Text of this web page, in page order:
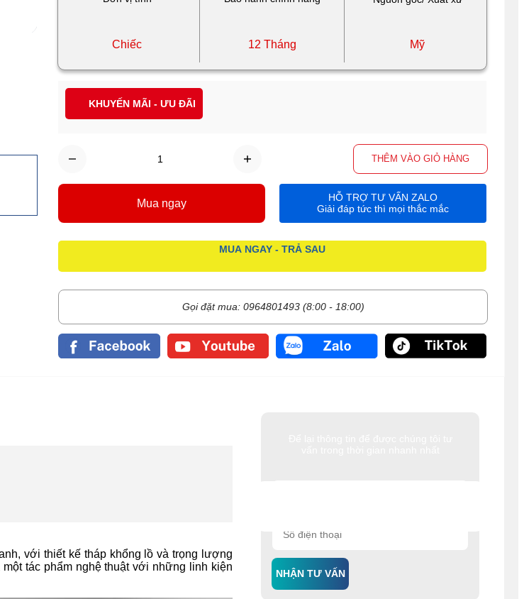
Chiếc 12 Tháng Mỹ
THÊM VÀO GIỎ HÀNG
MUA NGAY - TRẢ SAU
Gọi đặt mua: 0964801493 (8:00 - 18:00)
Mua ngay
HỖ TRỢ TƯ VẤN ZALO
Giải đáp tức thì mọi thắc mắc
KHUYẾN MÃI - ƯU ĐÃI
NHẬN TƯ VẤN
với thiết kế tháp khổng lồ và trọng lượng
tác phẩm nghệ thuật với những linh kiện